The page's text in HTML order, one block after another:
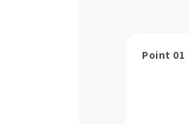
Point 01